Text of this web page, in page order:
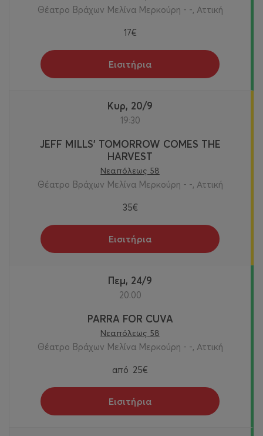
Θέατρο Βράχων Μελίνα Μερκούρη - -, Αττική
17€
Εισιτήρια
Κυρ, 20/9
19:30
JEFF MILLS' TOMORROW COMES THE
HARVEST
Νεαπόλεως 58
Θέατρο Βράχων Μελίνα Μερκούρη - -, Αττική
35€
Εισιτήρια
Πεμ, 24/9
20:00
PARRA FOR CUVA
Νεαπόλεως 58
Θέατρο Βράχων Μελίνα Μερκούρη - -, Αττική
από 25€
Εισιτήρια